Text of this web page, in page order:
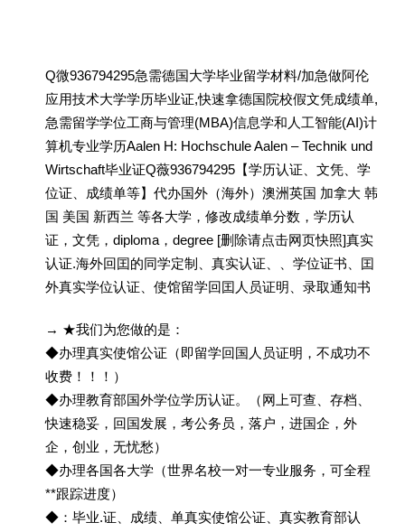
Q微936794295急需德国大学毕业留学材料/加急做阿伦
应用技术大学学历毕业证,快速拿德国院校假文凭成绩单,
急需留学学位工商与管理(MBA)信息学和人工智能(AI)计
算机专业学历Aalen H: Hochschule Aalen – Technik und
Wirtschaft毕业证Q薇936794295【学历认证、文凭、学
位证、成绩单等】代办国外（海外）澳洲英国 加拿大 韩
国 美国 新西兰 等各大学，修改成绩单分数，学历认
证，文凭，diploma，degree [删除请点击网页快照]真实
认证.海外回囯的同学定制、真实认证、、学位证书、囯
外真实学位认证、使馆留学回囯人员证明、录取通知书
→ ★我们为您做的是：
◆办理真实使馆公证（即留学回国人员证明，不成功不
收费！！！）
◆办理教育部国外学位学历认证。（网上可查、存档、
快速稳妥，回国发展，考公务员，落户，进国企，外
企，创业，无忧愁）
◆办理各国各大学（世界名校一对一专业服务，可全程
**跟踪进度）
◆：毕业.证、成绩、单真实使馆公证、真实教育部认